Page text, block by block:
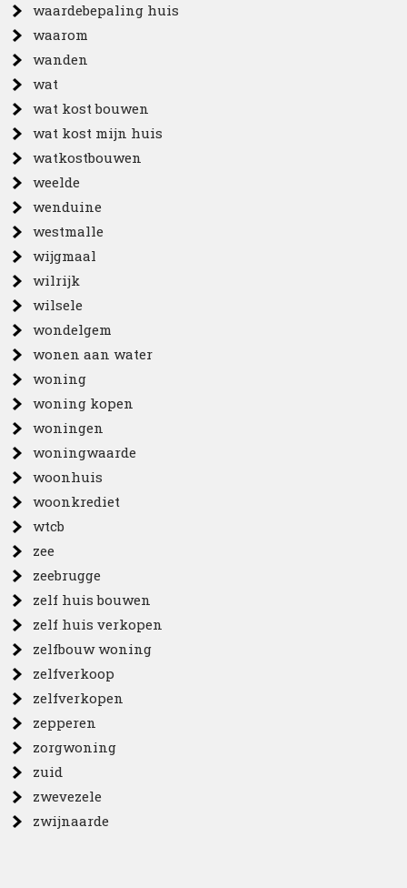
waardebepaling huis
waarom
wanden
wat
wat kost bouwen
wat kost mijn huis
watkostbouwen
weelde
wenduine
westmalle
wijgmaal
wilrijk
wilsele
wondelgem
wonen aan water
woning
woning kopen
woningen
woningwaarde
woonhuis
woonkrediet
wtcb
zee
zeebrugge
zelf huis bouwen
zelf huis verkopen
zelfbouw woning
zelfverkoop
zelfverkopen
zepperen
zorgwoning
zuid
zwevezele
zwijnaarde